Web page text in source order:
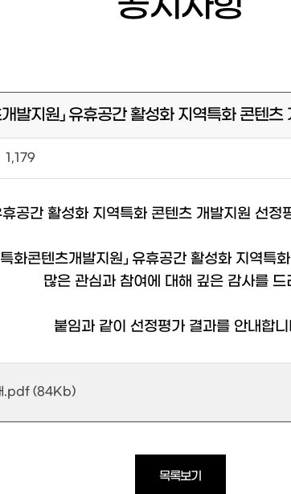
지원」 유휴공간 활성화 지역특화 콘텐츠
1,179
휴공간 활성화 지역특화 콘텐츠 개발지원 선정
화콘텐츠개발지원」 유휴공간 활성화 지역특
많은 관심과 참여에 대해 깊은 감사를 드
붙임과 같이 선정평가 결과를 안내합
내.pdf (84Kb)
목록보기